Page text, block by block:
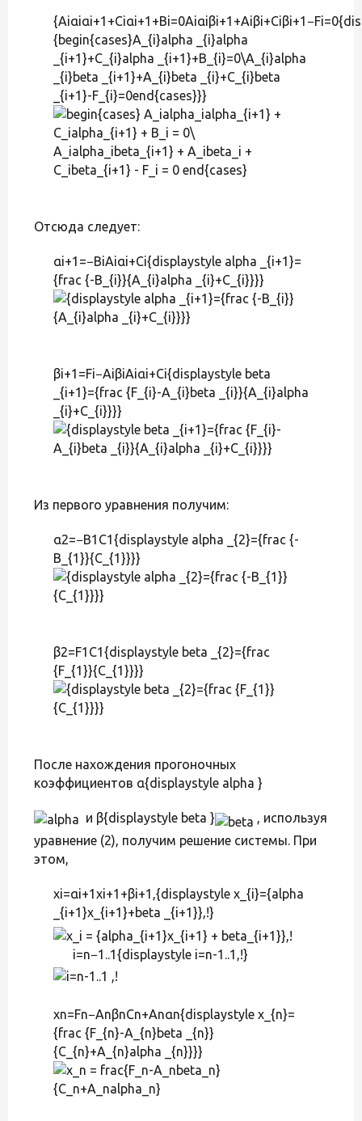
{begin{cases}A_{i}alpha _{i}alpha
_{i+1}+C_{i}alpha _{i+1}+B_{i}=0\A_{i}alpha
_{i}beta _{i+1}+A_{i}beta _{i}+C_{i}beta
_{i+1}-F_{i}=0end{cases}}}
Отсюда следует:
αi+1=−BiAiαi+Ci{displaystyle alpha _{i+1}=
{frac {-B_{i}}{A_{i}alpha _{i}+C_{i}}}}
βi+1=Fi−AiβiAiαi+Ci{displaystyle beta
_{i+1}={frac {F_{i}-A_{i}beta _{i}}{A_{i}alpha
_{i}+C_{i}}}}
Из первого уравнения получим:
α2=−B1C1{displaystyle alpha _{2}={frac {-
B_{1}}{C_{1}}}}
β2=F1C1{displaystyle beta _{2}={frac
{F_{1}}{C_{1}}}}
После нахождения прогоночных
коэффициентов α{displaystyle alpha }
и β{displaystyle beta }
, используя
уравнение (2), получим решение системы. При
этом,
xi=αi+1xi+1+βi+1,{displaystyle x_{i}={alpha
_{i+1}x_{i+1}+beta _{i+1}},!}
i=n−1..1{displaystyle i=n-1..1,!}
xn=Fn−AnβnCn+Anαn{displaystyle x_{n}=
{frac {F_{n}-A_{n}beta _{n}}
{C_{n}+A_{n}alpha _{n}}}}